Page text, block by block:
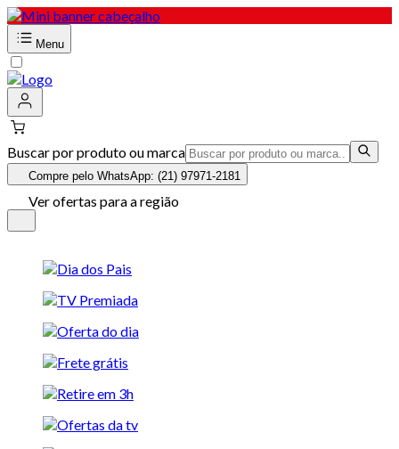
Menu
Buscar por produto ou marca
Compre pelo WhatsApp: (21) 97971-2181
Ver ofertas para a região